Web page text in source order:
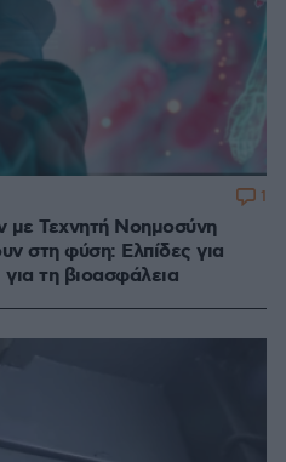
με Τεχνητή Νοημοσύνη
στη φύση: Ελπίδες για
τη βιοασφάλεια
1